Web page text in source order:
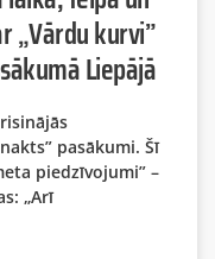
„Vārdu kurvi”
Liepājā
pasākumi. Šī
piedzīvojumi” –
„Arī